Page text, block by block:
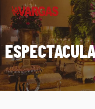
Skip
main
content